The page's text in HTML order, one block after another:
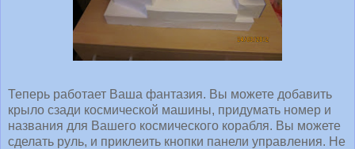
Теперь работает Ваша фантазия. Вы можете добавить
крыло сзади космической машины, придумать номер и
названия для Вашего космического корабля. Вы можете
сделать руль, и приклеить кнопки панели управления. Не